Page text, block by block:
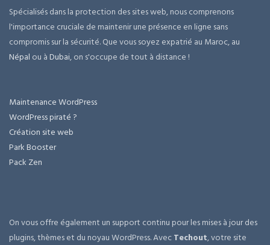
Spécialisés dans la protection des sites web, nous comprenons
l'importance cruciale de maintenir une présence en ligne sans
compromis sur la sécurité. Que vous soyez expatrié au Maroc, au
Népal ou àDubai, on s'occupe de tout à distance !
Maintenance WordPress
WordPress piraté ?
Création site web
Park Booster
Pack Zen
On vous offre également un support continu pour les mises à jour des
plugins, thèmes et du noyau WordPress. AvecTechout, votre site